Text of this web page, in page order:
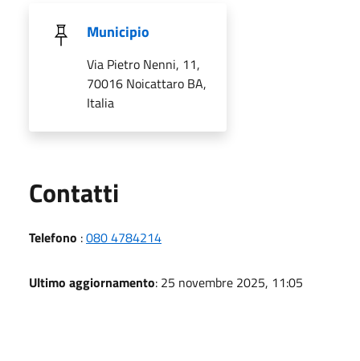
Municipio
Via Pietro Nenni, 11,
70016 Noicattaro BA,
Italia
Contatti
Telefono :080 4784214
Ultimo aggiornamento: 25 novembre 2025, 11:05